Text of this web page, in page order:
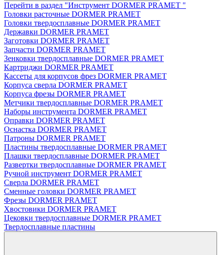
Перейти в раздел "Инструмент DORMER PRAMET "
Головки расточные DORMER PRAMET
Головки твердосплавные DORMER PRAMET
Державки DORMER PRAMET
Заготовки DORMER PRAMET
Запчасти DORMER PRAMET
Зенковки твердосплавные DORMER PRAMET
Картриджи DORMER PRAMET
Кассеты для корпусов фрез DORMER PRAMET
Корпуса сверла DORMER PRAMET
Корпуса фрезы DORMER PRAMET
Метчики твердосплавные DORMER PRAMET
Наборы инструмента DORMER PRAMET
Оправки DORMER PRAMET
Оснастка DORMER PRAMET
Патроны DORMER PRAMET
Пластины твердосплавные DORMER PRAMET
Плашки твердосплавные DORMER PRAMET
Развертки твердосплавные DORMER PRAMET
Ручной инструмент DORMER PRAMET
Сверла DORMER PRAMET
Сменные головки DORMER PRAMET
Фрезы DORMER PRAMET
Хвостовики DORMER PRAMET
Цековки твердосплавные DORMER PRAMET
Твердосплавные пластины